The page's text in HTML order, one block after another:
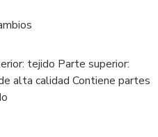
tejido Parte superior:
alta calidad Contiene partes